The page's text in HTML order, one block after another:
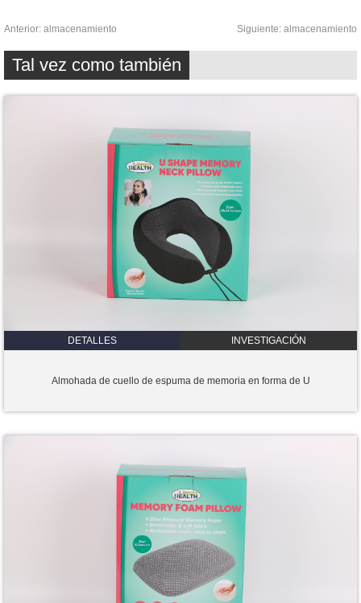
Anterior: almacenamiento Siguiente: almacenamiento
Tal vez como también
DETALLES INVESTIGACIÓN
Almohada de cuello de espuma de memoria en forma de U